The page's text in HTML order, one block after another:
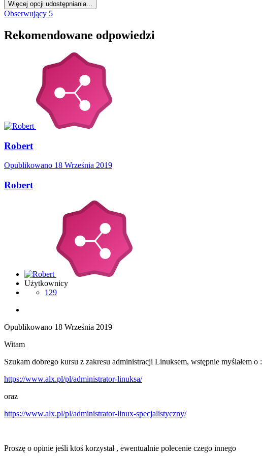
Więcej opcji udostępniania...
Obserwujący 5
Rekomendowane odpowiedzi
Robert
Opublikowano 18 Września 2019
Robert
Użytkownicy
129
Opublikowano 18 Września 2019
Witam
Szukam dobrego kursu z zakresu administracji Linuksem, wstępnie myślałem o :
https://www.alx.pl/pl/administrator-linuksa/
oraz
https://www.alx.pl/pl/administrator-linux-specjalistyczny/
Proszę o opinie jeśli ktoś korzystał , ewentualnie polecenie czego innego